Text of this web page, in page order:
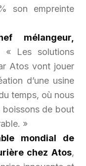
son empreinte
mélangeur,
« Les solutions
Atos vont jouer
d’une usine
temps, où nous
boissons de bout
»
mondial de
chez Atos,